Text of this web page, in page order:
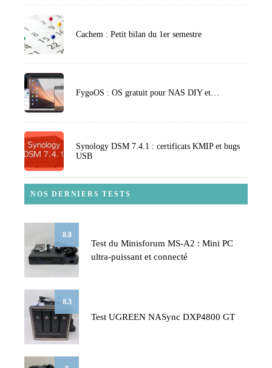
Cachem : Petit bilan du 1er semestre
FygoOS : OS gratuit pour NAS DIY et…
Synology DSM 7.4.1 : certificats KMIP et bugs
USB
NOS DERNIERS TESTS
8.8
Test du Minisforum MS-A2 : Mini PC
ultra-puissant et connecté
8.3
Test UGREEN NASync DXP4800 GT